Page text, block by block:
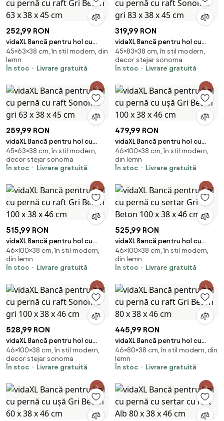
252,99 RON
vidaXL Bancă pentru hol cu
pernă cu raft Gri Beton 63 x 38
x 45 cm
45×63×38 cm, în stil modern, din
lemn
În stoc
Livrare gratuită
319,99 RON
vidaXL Bancă pentru hol cu
pernă cu raft Sonoma gri 83 x
38 x 45 cm
45×83×38 cm, în stil modern,
decor stejar sonoma
În stoc
Livrare gratuită
259,99 RON
vidaXL Bancă pentru hol cu
pernă cu raft Sonoma gri 63 x
38 x 45 cm
45×63×38 cm, în stil modern,
decor stejar sonoma
În stoc
Livrare gratuită
479,99 RON
vidaXL Bancă pentru hol cu
pernă cu ușă Gri Beton 100 x 38
x 46 cm
46×100×38 cm, în stil modern,
din lemn
În stoc
Livrare gratuită
515,99 RON
vidaXL Bancă pentru hol cu
pernă cu raft Gri Beton 100 x 38
x 46 cm
46×100×38 cm, în stil modern,
din lemn
În stoc
Livrare gratuită
525,99 RON
vidaXL Bancă pentru hol cu
pernă cu sertar Gri Beton 100 x
38 x 46 cm
46×100×38 cm, în stil modern,
din lemn
În stoc
Livrare gratuită
528,99 RON
vidaXL Bancă pentru hol cu
pernă cu raft Sonoma gri 100 x
38 x 46 cm
46×100×38 cm, în stil modern,
decor stejar sonoma
În stoc
Livrare gratuită
445,99 RON
vidaXL Bancă pentru hol cu
pernă cu raft Gri Beton 80 x 38
x 46 cm
46×80×38 cm, în stil modern, din
lemn
În stoc
Livrare gratuită